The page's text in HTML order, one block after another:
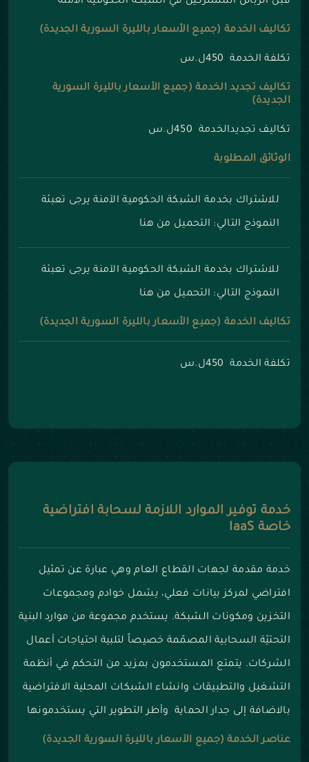
تكاليف الخدمة (جميع الأسعار بالليرة السورية الجديدة)
تكلفة الخدمة 450ل.س
تكاليف تجديد الخدمة (جميع الأسعار بالليرة السورية
الجديدة)
تكاليف تجديدالخدمة 450ل.س
الوثائق المطلوبة
للاشتراك بخدمة الشبكة الحكومية الآمنة يرجى تعبئة
النموذج التالي: التحميل من هنا
للاشتراك بخدمة الشبكة الحكومية الآمنة يرجى تعبئة
النموذج التالي: التحميل من هنا
تكاليف الخدمة (جميع الأسعار بالليرة السورية الجديدة)
تكلفة الخدمة 450ل.س
خدمة توفير الموارد اللازمة لسحابة افتراضية
خاصة IaaS
خدمة مقدمة لجهات القطاع العام وهي عبارة عن تمثيل
افتراضي لمركز بيانات فعلي، يشمل خوادم ومجموعات
التخزين ومكونات الشبكة. يستخدم مجموعة من موارد البنية
التحتيّة السحابية المصمّمة خصيصاً لتلبية احتياجات أعمال
الشركات. يتمتع المستخدمون بمزيد من التحكم في أنظمة
التشغيل والتطبيقات وانشاء الشبكات المحلية الافتراضية
بالاضافة إلى جدار الحماية وأطر التطوير التي يستخدمونها
عناصر الخدمة (جميع الأسعار بالليرة السورية الجديدة)